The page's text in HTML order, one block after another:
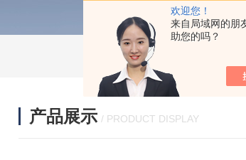
欢迎您！
来自局域网的朋
助您的吗？
产品展示 / PRODUCT DISPLAY